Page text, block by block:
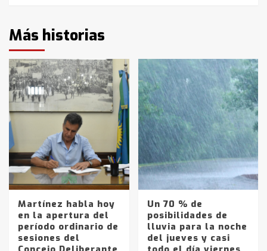
Más historias
Martínez habla hoy
en la apertura del
período ordinario de
sesiones del
Un 70 % de
posibilidades de
lluvia para la noche
del jueves y casi